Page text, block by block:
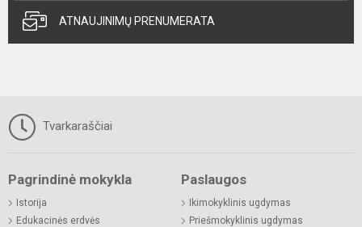
ATNAUJINIMŲ PRENUMERATA
Tvarkaraščiai
Pagrindinė mokykla
Istorija
Edukacinės erdvės
Paslaugos
Ikimokyklinis ugdymas
Priešmokyklinis ugdymas